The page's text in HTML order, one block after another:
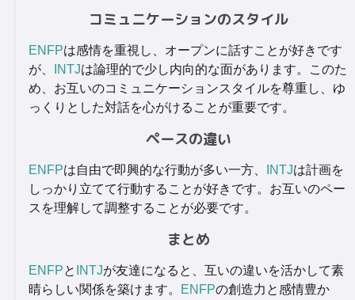
コミュニケーションのスタイル
ENFPは感情を重視し、オープンに話すことが好きです
が、
INTJは論理的で少し内向的な面があります。このた
め、お互いのコミュニケーションスタイルを尊重し、ゆ
っくりとした対話を心がけることが重要です。
ペースの違い
ENFPは自由で即興的な行動が多い一方、 INTJは計画を
しっかり立てて行動することが好きです。お互いのペー
スを理解して調整することが必要です。
まとめ
ENFPと INTJが友達になると、互いの違いを活かして素
晴らしい関係を築けます。
ENFPの創造力と感情豊か